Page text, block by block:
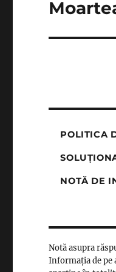
Next
POLITICA
NOTĂ DE
Notă asupra
Informația de pe